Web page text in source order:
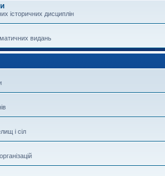
історичних дисциплін
видань
і сіл